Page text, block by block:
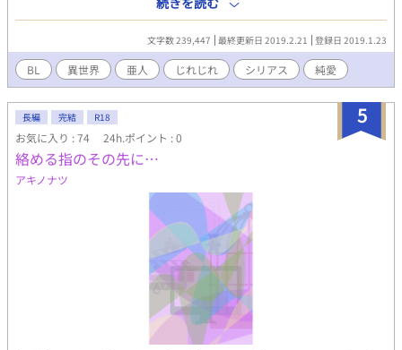
過ごしていた。そんな中で知り合った盲目の青年アマネと距離を
測りながらも、次第に叶わない想いに目覚める。それはソウにと
っての初恋だった。目に見えるものだけが全てではないと考える
アマネに、しかし言葉の行き違いで伝わらず、ソウは自身が亜人
であることを伝えられないまま悩む――ただ穏やかに暮らしてい
たかったソウにとって、この気持ちは神からの祝福の贈り物なの
か、それとも苦悩という贈り物なのか。＊＊＊緩やかにお話は進
みます。また、ストーリー重視で進み、ほとんどの性描写は後半
になります。一部、それほど重くはないつもりですが無理矢理な
表現が含まれる予定でもあります。苦手な方はご遠慮くださいま
すようお願い致します。登場人物の中に、主人公の家族的存在で
女性が出てきます。ご了承ください。
文字数 239,447 最終更新日 2019.2.21 登録日 2019.1.23
BL 異世界 亜人 じれじれ シリアス 純愛
5
長編 完結 R18
お気に入り : 74 24h.ポイント : 0
絡める指のその先に…
アキノナツ